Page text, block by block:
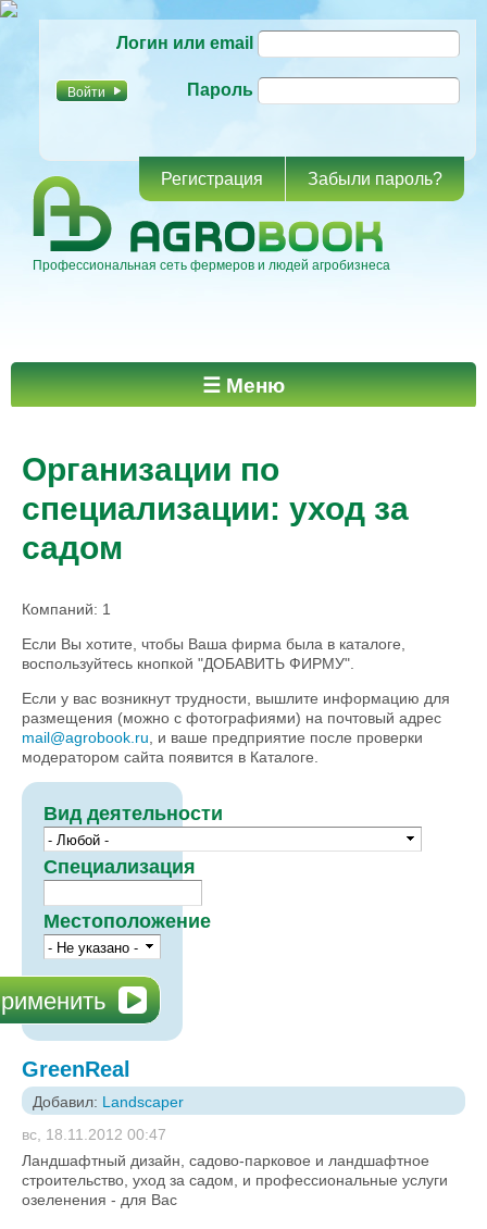
основному
Логин или email
Пароль
Регистрация Забыли пароль?
Профессиональная сеть фермеров и людей агробизнеса
Главное меню ☰ Меню
Организации по
специализации: уход за
садом
Компаний: 1
Если Вы хотите, чтобы Ваша фирма была в каталоге,
воспользуйтесь кнопкой "ДОБАВИТЬ ФИРМУ".
Если у вас возникнут трудности, вышлите информацию для
размещения (можно с фотографиями) на почтовый адрес
mail@agrobook.ru , и ваше предприятие после проверки
модератором сайта появится в Каталоге.
Вид деятельности
Специализация
Местоположение
GreenReal
Добавил: Landscaper
вс, 18.11.2012 00:47
Ландшафтный дизайн, садово-парковое и ландшафтное
строительство, уход за садом, и профессиональные услуги
озеленения - для Вас